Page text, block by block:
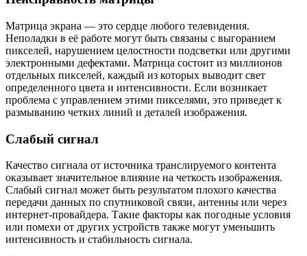
Матрица экрана — это сердце любого телевидения.
Неполадки в её работе могут быть связаны с выгоранием
пикселей, нарушением целостности подсветки или другими
электронными дефектами. Матрица состоит из миллионов
отдельных пикселей, каждый из которых выводит свет
определенного цвета и интенсивности. Если возникает
проблема с управлением этими пикселями, это приведет к
размыванию четких линий и деталей изображения.
Слабый сигнал
Качество сигнала от источника транслируемого контента
оказывает значительное влияние на четкость изображения.
Слабый сигнал может быть результатом плохого качества
передачи данных по спутниковой связи, антенны или через
интернет-провайдера. Такие факторы как погодные условия
или помехи от других устройств также могут уменьшить
интенсивность и стабильность сигнала.